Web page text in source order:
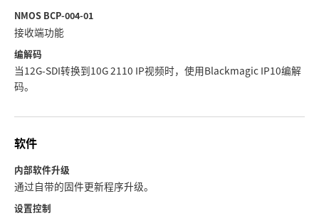
NMOS BCP-004-01
接收端功能
编解码
当12G-SDI转换到10G 2110 IP视频时，使用Blackmagic IP10编解
码。
软件
内部软件升级
通过自带的固件更新程序升级。
设置控制